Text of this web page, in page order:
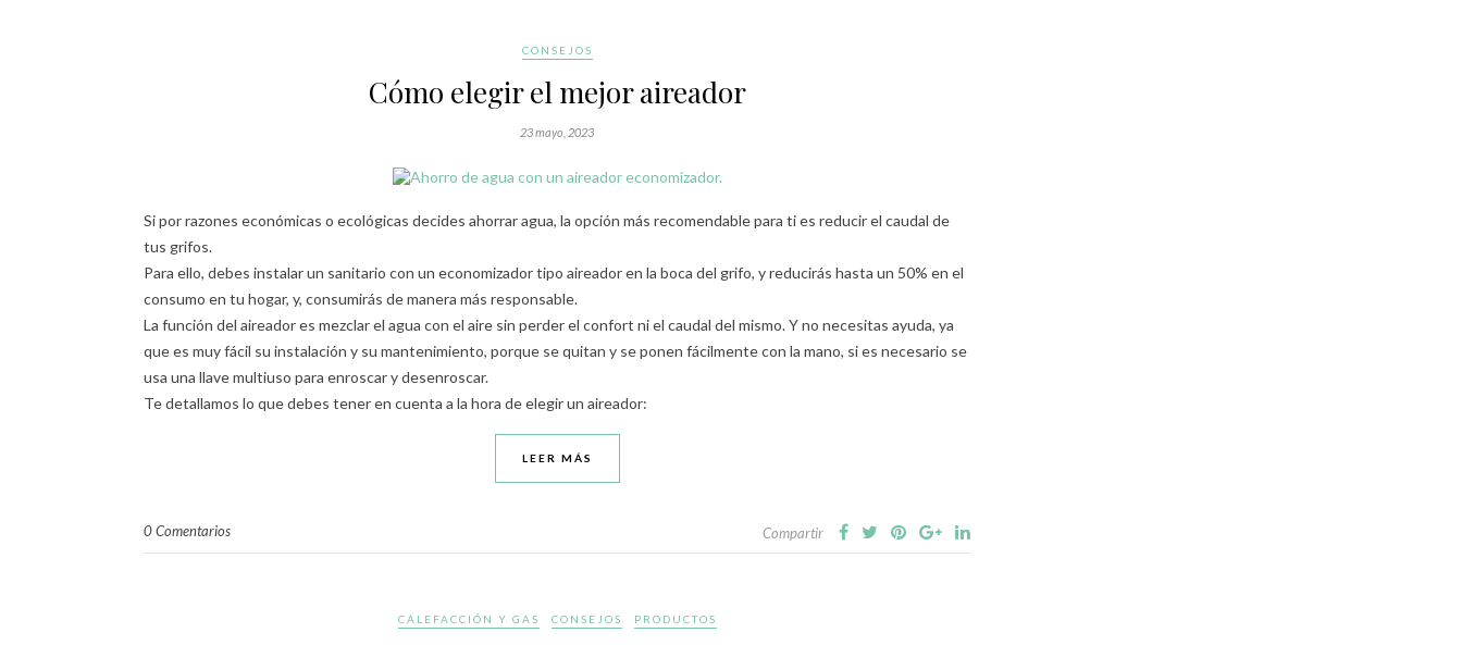
CONSEJOS
Cómo elegir el mejor aireador
23 mayo, 2023
Si por razones económicas o ecológicas decides ahorrar agua, la opción más recomendable para ti es reducir el caudal de
tus grifos.
Para ello, debes instalar un sanitario con un economizador tipo aireador en la boca del grifo, y reducirás hasta un 50% en el
consumo en tu hogar, y, consumirás de manera más responsable.
La función del aireador es mezclar el agua con el aire sin perder el confort ni el caudal del mismo. Y no necesitas ayuda, ya
que es muy fácil su instalación y su mantenimiento, porque se quitan y se ponen fácilmente con la mano, si es necesario se
usa una llave multiuso para enroscar y desenroscar.
Te detallamos lo que debes tener en cuenta a la hora de elegir un aireador:
LEER MÁS
0 Comentarios Compartir
CALEFACCIÓN Y GAS CONSEJOS PRODUCTOS